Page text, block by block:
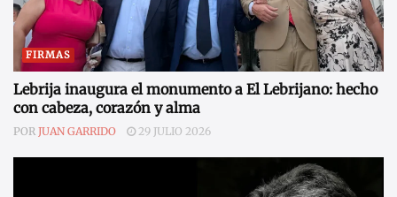
FIRMAS
Lebrija inaugura el monumento a El Lebrijano: hecho
con cabeza, corazón y alma
POR JUAN GARRIDO 29 JULIO 2026